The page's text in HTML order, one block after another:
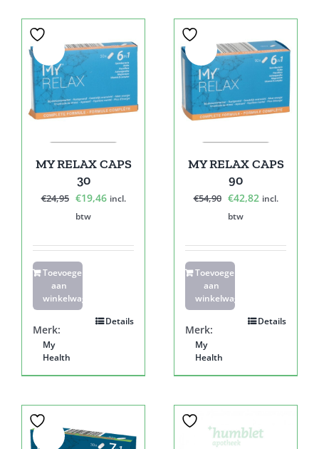
MY RELAX CAPS
30
€24,95 Oorspronkelijke
prijs
€24,95.
€19,46Huidige
€19,46.
incl.
btw
Toevoegen
aan
winkelwagen
Details
Merk:
My
Health
MY RELAX CAPS
90
€54,90 Oorspronkelijke
prijs
€54,90.
€42,82Huidige
€42,82.
incl.
btw
Toevoegen
aan
winkelwagen
Details
Merk:
My
Health